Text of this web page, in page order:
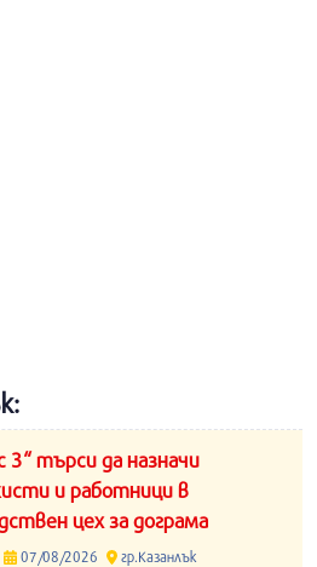
3“ търси да назначи
и работници в
цех за дограма
07/08/2026 гр.Казанлък